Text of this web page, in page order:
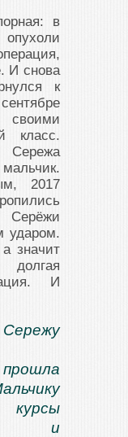
в
И снова
к
класс.
Сережа
2017
Серёжи
ударом.
значит
И
и